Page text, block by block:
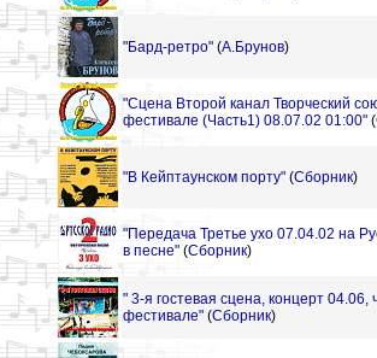
"Бард-ретро" (А.Брунов)
"Сцена Второй канал Творческий
фестивале (Часть1) 08.07.02 01:00" (
"В Кейптаунском порту" (Сборник)
"Передача Третье ухо 07.04.02 на
в песне" (Сборник)
" 3-я гостевая сцена, концерт
фестивале" (Сборник)